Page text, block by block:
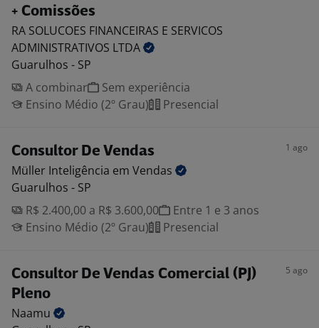
+ Comissões
RA SOLUCOES FINANCEIRAS E SERVICOS
ADMINISTRATIVOS LTDA
Guarulhos - SP
A combinar
Sem experiência
Ensino Médio (2º Grau)
Presencial
Consultor De Vendas 1 ago
Müller Inteligência em Vendas
Guarulhos - SP
R$ 2.400,00 a R$ 3.600,00
Entre 1 e 3 anos
Ensino Médio (2º Grau)
Presencial
Consultor De Vendas Comercial (PJ)
Pleno
5 ago
Naamu